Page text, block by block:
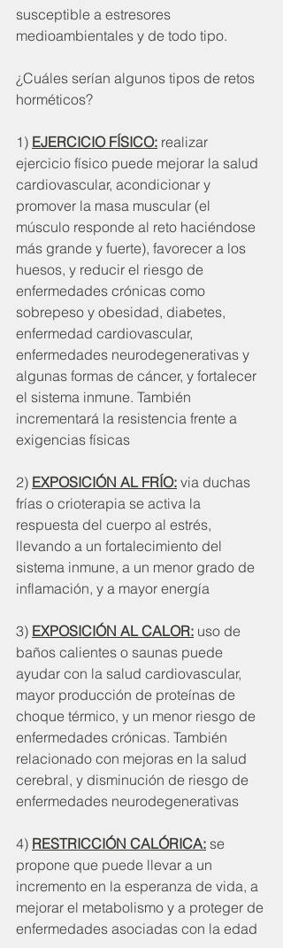
susceptible a estresores
medioambientales y de todo tipo.
¿Cuáles serían algunos tipos de retos
horméticos?
1) EJERCICIO FÍSICO: realizar
ejercicio físico puede mejorar la salud
cardiovascular, acondicionar y
promover la masa muscular (el
músculo responde al reto haciéndose
más grande y fuerte), favorecer a los
huesos, y reducir el riesgo de
enfermedades crónicas como
sobrepeso y obesidad, diabetes,
enfermedad cardiovascular,
enfermedades neurodegenerativas y
algunas formas de cáncer, y fortalecer
el sistema inmune. También
incrementará la resistencia frente a
exigencias físicas
2) EXPOSICIÓN AL FRÍO: via duchas
frías o crioterapia se activa la
respuesta del cuerpo al estrés,
llevando a un fortalecimiento del
sistema inmune, a un menor grado de
inflamación, y a mayor energía
3) EXPOSICIÓN AL CALOR: uso de
baños calientes o saunas puede
ayudar con la salud cardiovascular,
mayor producción de proteínas de
choque térmico, y un menor riesgo de
enfermedades crónicas. También
relacionado con mejoras en la salud
cerebral, y disminución de riesgo de
enfermedades neurodegenerativas
4) RESTRICCIÓN CALÓRICA: se
propone que puede llevar a un
incremento en la esperanza de vida, a
mejorar el metabolismo y a proteger de
enfermedades asociadas con la edad